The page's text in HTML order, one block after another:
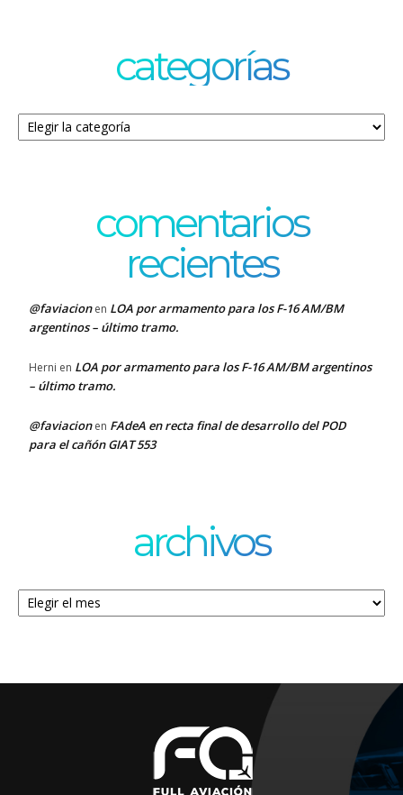
categorías
Categorías
comentarios
recientes
@faviacionen LOA por armamento para los F-16 AM/BM
argentinos – último tramo.
Herni en LOA por armamento para los F-16 AM/BM argentinos
– último tramo.
@faviacionen FAdeA en recta final de desarrollo del POD
para el cañón GIAT 553
archivos
Archivos